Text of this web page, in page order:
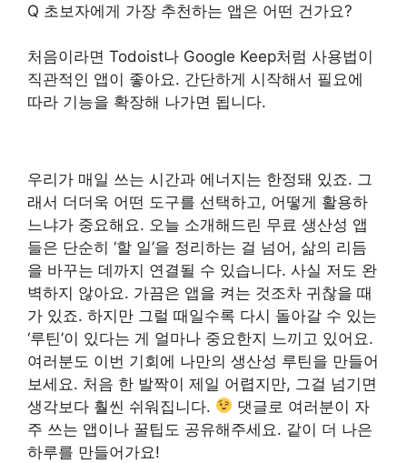
Q 초보자에게 가장 추천하는 앱은 어떤 건가요?
처음이라면 Todoist나 Google Keep처럼 사용법이
직관적인 앱이 좋아요. 간단하게 시작해서 필요에
따라 기능을 확장해 나가면 됩니다.
우리가 매일 쓰는 시간과 에너지는 한정돼 있죠. 그
래서 더더욱 어떤 도구를 선택하고, 어떻게 활용하
느냐가 중요해요. 오늘 소개해드린 무료 생산성 앱
들은 단순히 ‘할 일’을 정리하는 걸 넘어, 삶의 리듬
을 바꾸는 데까지 연결될 수 있습니다. 사실 저도 완
벽하지 않아요. 가끔은 앱을 켜는 것조차 귀찮을 때
가 있죠. 하지만 그럴 때일수록 다시 돌아갈 수 있는
‘루틴’이 있다는 게 얼마나 중요한지 느끼고 있어요.
여러분도 이번 기회에 나만의 생산성 루틴을 만들어
보세요. 처음 한 발짝이 제일 어렵지만, 그걸 넘기면
생각보다 훨씬 쉬워집니다.
댓글로 여러분이 자
주 쓰는 앱이나 꿀팁도 공유해주세요. 같이 더 나은
하루를 만들어가요!